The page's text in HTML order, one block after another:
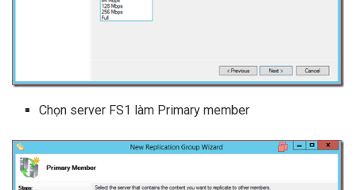
Chọn server FS1 làm Primary member